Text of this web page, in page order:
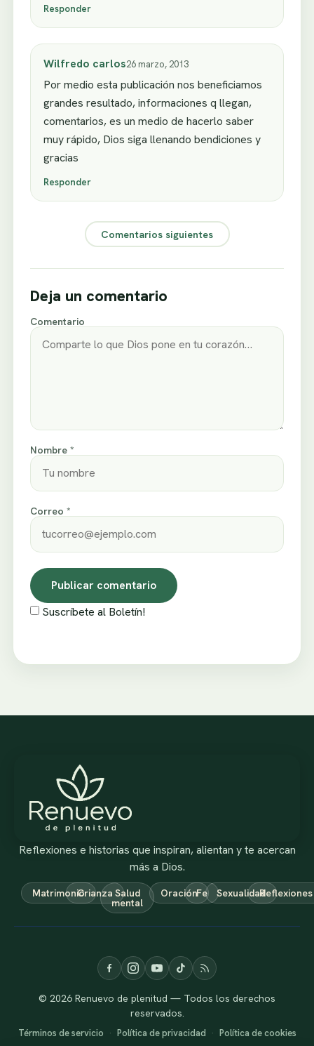
Responder
Wilfredo carlos26 marzo, 2013
Por medio esta publicación nos beneficiamos
grandes resultado, informaciones q llegan,
comentarios, es un medio de hacerlo saber
muy rápido, Dios siga llenando bendiciones y
gracias
Responder
Comentarios siguientes
Deja un comentario
Comentario
Nombre *
Correo *
Suscríbete al Boletín!
Reflexiones e historias que inspiran, alientan y te acercan
más a Dios.
MatrimonioCrianza Salud
mental
OraciónFe SexualidadReflexiones
© 2026 Renuevo de plenitud — Todos los derechos
reservados.
Términos de servicio · Política de privacidad · Política de cookies